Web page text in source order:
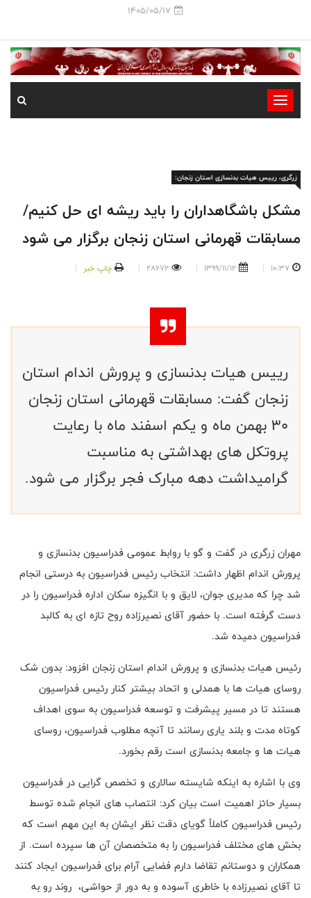
1405/05/17
-
-
-
-
زرگری، رییس هیات بدنسازی استان زنجان:
مشکل باشگاهداران را باید ریشه ای حل کنیم/
مسابقات قهرمانی استان زنجان برگزار می شود
10:37
1399/11/12
28672 چاپ خبر
رییس هیات بدنسازی و پرورش اندام استان
زنجان گفت: مسابقات قهرمانی استان زنجان
30 بهمن ماه و یکم اسفند ماه با رعایت
پروتکل های بهداشتی به مناسبت
گرامیداشت دهه مبارک فجر برگزار می شود.
مهران زرگری در گفت و گو با روابط عمومی فدراسیون بدنسازی و
پرورش اندام اظهار داشت: انتخاب رئیس فدراسیون به درستی انجام
شد چرا که مدیری جوان، لایق و با انگیزه سکان اداره فدراسیون را در
دست گرفته است. با حضور آقای نصیرزاده روح تازه ای به کالبد
فدراسیون دمیده شد.
رئیس هیات بدنسازی و پرورش اندام استان زنجان افزود: بدون شک
روسای هیات ها با همدلی و اتحاد بیشتر کنار رئیس فدراسیون
هستند تا در مسیر پیشرفت و توسعه فدراسیون به سوی اهداف
کوتاه مدت و بلند یاری رسانند تا آنچه مطلوب فدراسیون، روسای
هیات ها و جامعه بدنسازی است رقم بخورد.
وی با اشاره به اینکه شایسته سالاری و تخصص گرایی در فدراسیون
بسیار حائز اهمیت است بیان کرد: انتصاب های انجام شده توسط
رئیس فدراسیون کاملاً گویای دقت نظر ایشان به این مهم است که
بخش های مختلف فدراسیون را به متخصصان آن ها سپرده است. از
همکاران و دوستانم تقاضا دارم فضایی آرام برای فدراسیون ایجاد کنند
تا آقای نصیرزاده با خاطری آسوده و به دور از حواشی، روند رو به